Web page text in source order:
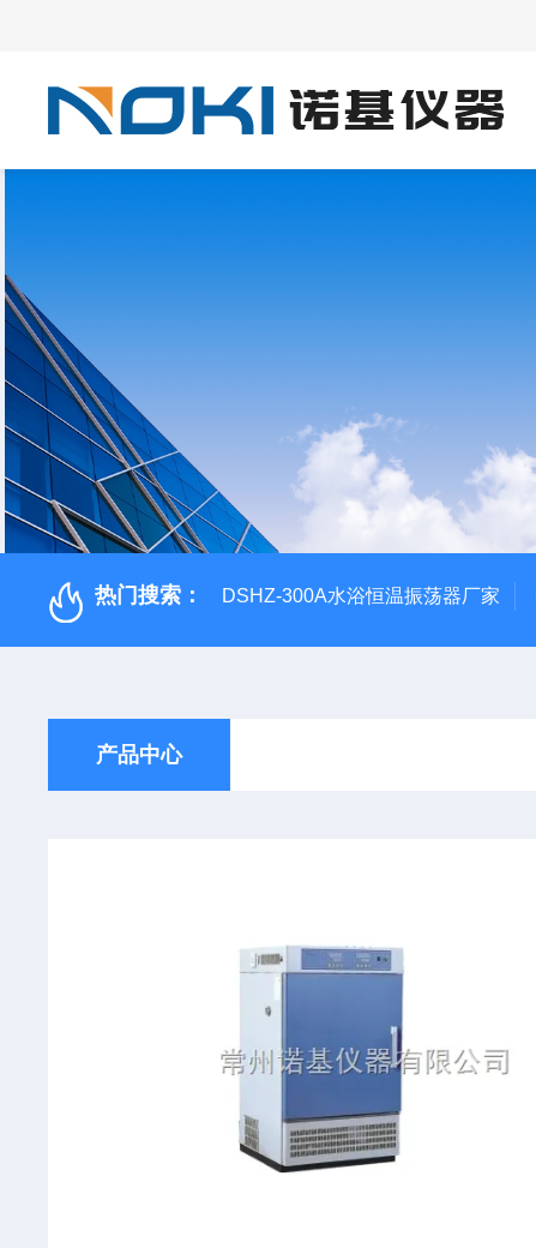
热门搜索： DSHZ-300A水浴恒温振荡器厂家
产品中心